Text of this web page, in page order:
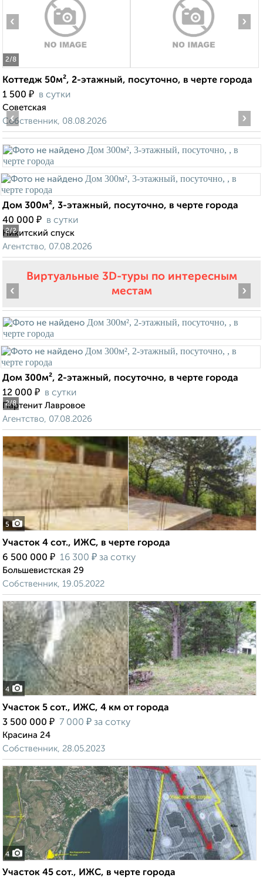
2/8
‹ ›
Коттедж 50м², 2-этажный, посуточно, в черте города
1 500 ₽ в сутки
Советская
Собственник, 08.08.2026
2/2
‹ ›
Дом 300м², 3-этажный, посуточно, в черте города
40 000 ₽ в сутки
Никитский спуск
Агентство, 07.08.2026
Виртуальные 3D-туры по интересным
местам
2/8
‹ ›
Дом 300м², 2-этажный, посуточно, в черте города
12 000 ₽ в сутки
Партенит Лавровое
Агентство, 07.08.2026
5
Участок 4 сот., ИЖС, в черте города
6 500 000 ₽ 16 300 ₽ за сотку
Большевистская 29
Собственник, 19.05.2022
4
Участок 5 сот., ИЖС, 4 км от города
3 500 000 ₽ 7 000 ₽ за сотку
Красина 24
Собственник, 28.05.2023
4
Участок 45 сот., ИЖС, в черте города